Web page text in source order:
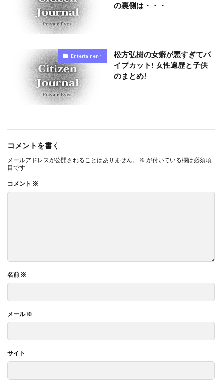
の裏側は・・・
Entertainer♂
松方弘樹の女癖が悪すぎてパ
イプカット! 女性遍歴と子供
のまとめ!
コメントを書く
メールアドレスが公開されることはありません。 ※ が付いている欄は必須項
目です
コメント ※
名前 ※
メール※
サイト